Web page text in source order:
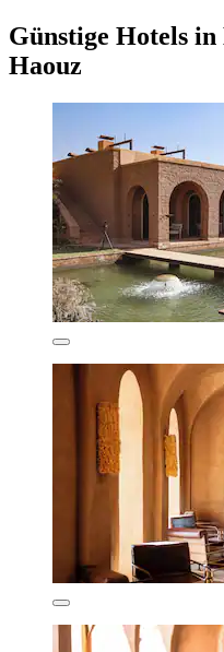
Günstige Hotels
Haouz